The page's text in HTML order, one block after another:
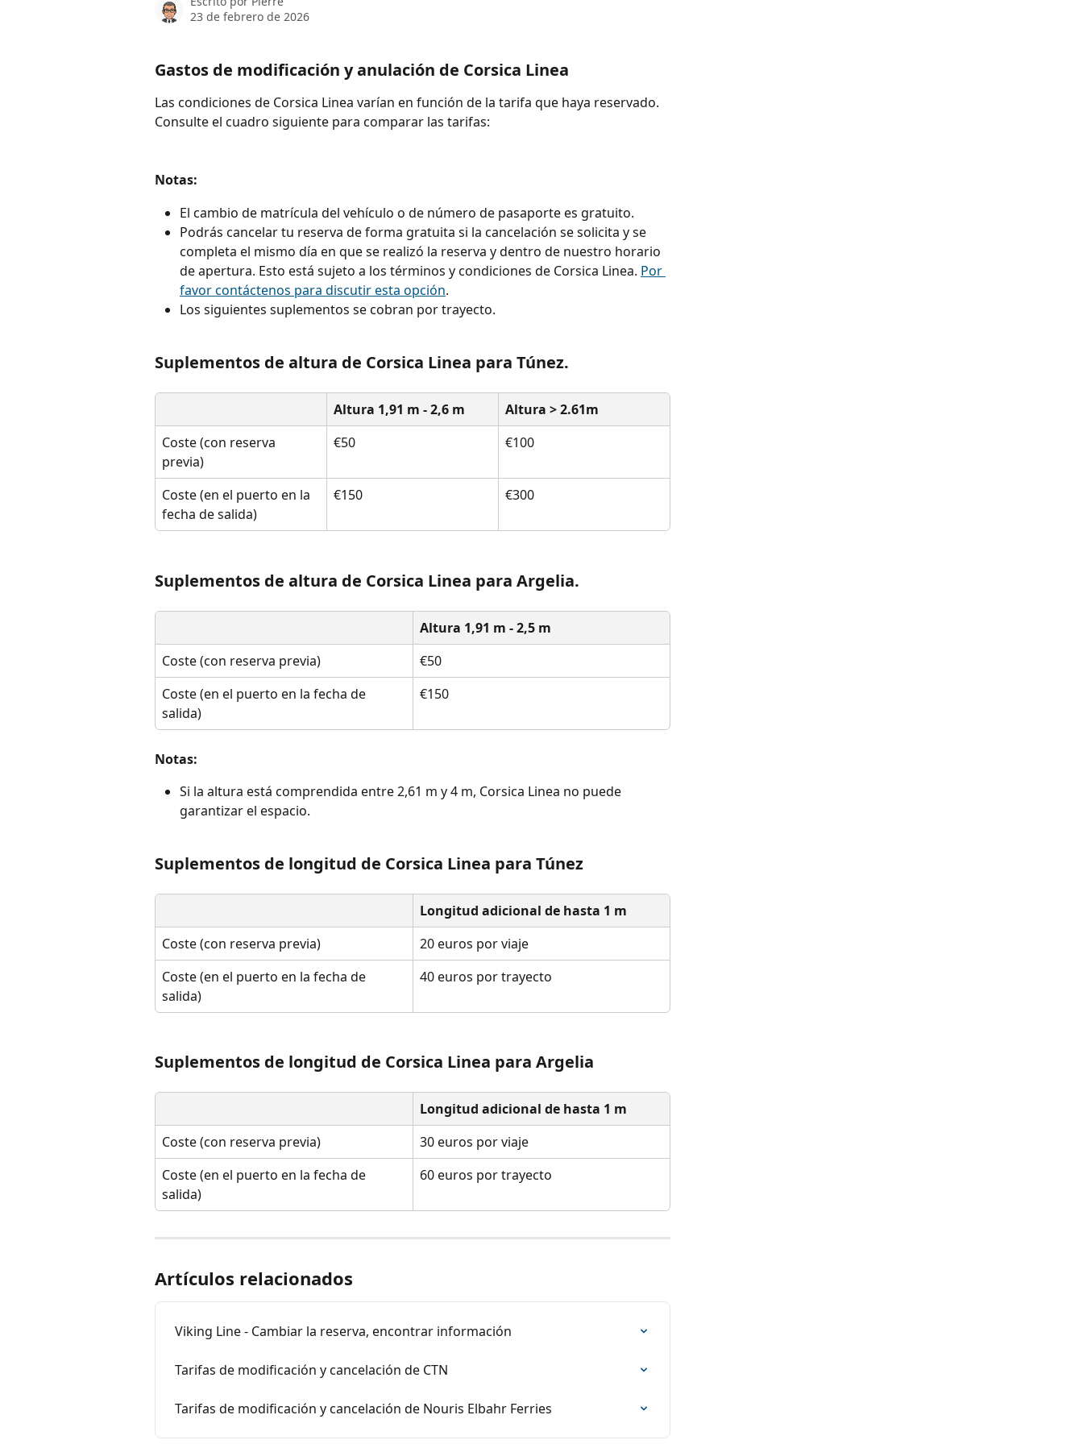
23 de febrero de 2026
Gastos de modificación y anulación de Corsica Linea
Las condiciones de Corsica Linea varían en función de la tarifa que haya reservado.
Consulte el cuadro siguiente para comparar las tarifas:
Notas:
El cambio de matrícula del vehículo o de número de pasaporte es gratuito.
Podrás cancelar tu reserva de forma gratuita si la cancelación se solicita y se
completa el mismo día en que se realizó la reserva y dentro de nuestro horario
de apertura. Esto está sujeto a los términos y condiciones de Corsica Linea. Por
favor contáctenos para discutir esta opción.
Los siguientes suplementos se cobran por trayecto.
Suplementos de altura de Corsica Linea para Túnez.
Altura 1,91 m - 2,6 m
Altura > 2.61m
Coste (con reserva
previa)
€50 €100
Coste (en el puerto en la
fecha de salida)
€150 €300
Suplementos de altura de Corsica Linea para Argelia.
Altura 1,91 m - 2,5 m
Coste (con reserva previa)
€50
Coste (en el puerto en la fecha de
salida)
€150
Notas:
Si la altura está comprendida entre 2,61 m y 4 m, Corsica Linea no puede
garantizar el espacio.
Suplementos de longitud de Corsica Linea para Túnez
Longitud adicional de hasta 1 m
Coste (con reserva previa)
20 euros por viaje
Coste (en el puerto en la fecha de
salida)
40 euros por trayecto
Suplementos de longitud de Corsica Linea para Argelia
Longitud adicional de hasta 1 m
Coste (con reserva previa)
30 euros por viaje
Coste (en el puerto en la fecha de
salida)
60 euros por trayecto
Artículos relacionados
Viking Line - Cambiar la reserva, encontrar información
Tarifas de modificación y cancelación de CTN
Tarifas de modificación y cancelación de Nouris Elbahr Ferries